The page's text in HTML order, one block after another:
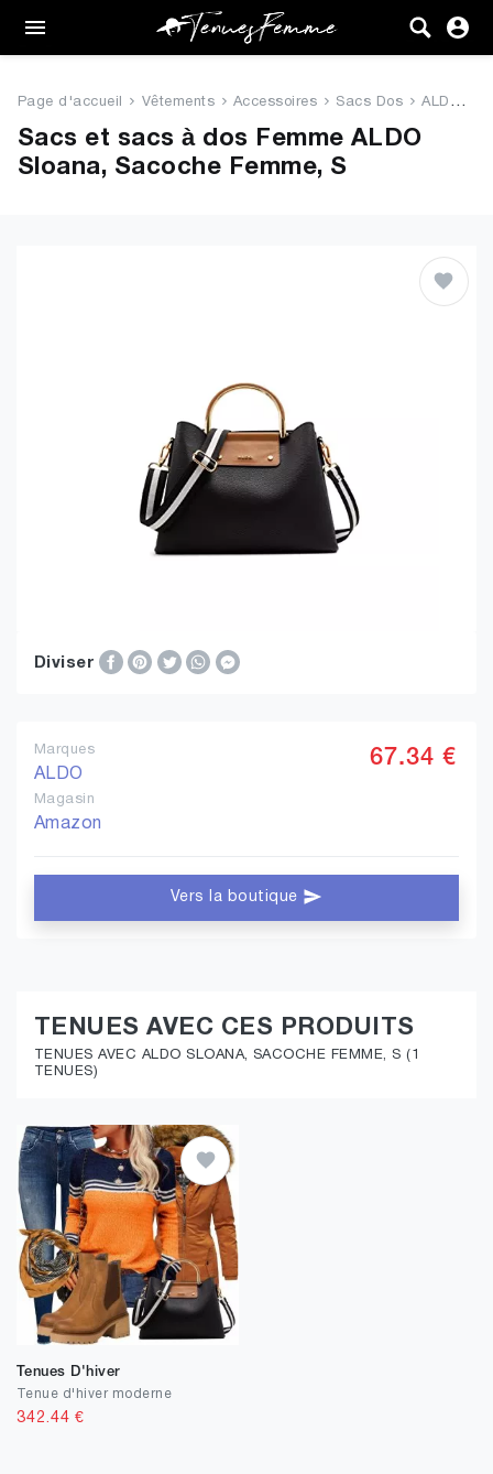
Femme
Vêtements
Chaussures
Page d'accueil Vêtements Accessoires Sacs Dos ALDO Sloana, Sacoche Femme, S
Sacs et sacs à dos Femme ALDO
Sloana, Sacoche Femme, S
Diviser
Marques
ALDO
Magasin
Amazon
67.34 €
Vers la boutique
TENUES AVEC CES PRODUITS
TENUES AVEC ALDO SLOANA, SACOCHE FEMME, S (1
TENUES)
Tenues D'hiver
Tenue d'hiver moderne
342.44 €